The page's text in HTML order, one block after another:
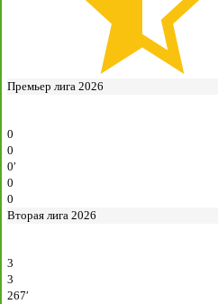
Премьер лига 2026
0
0
0′
0
0
Вторая лига 2026
3
3
267′